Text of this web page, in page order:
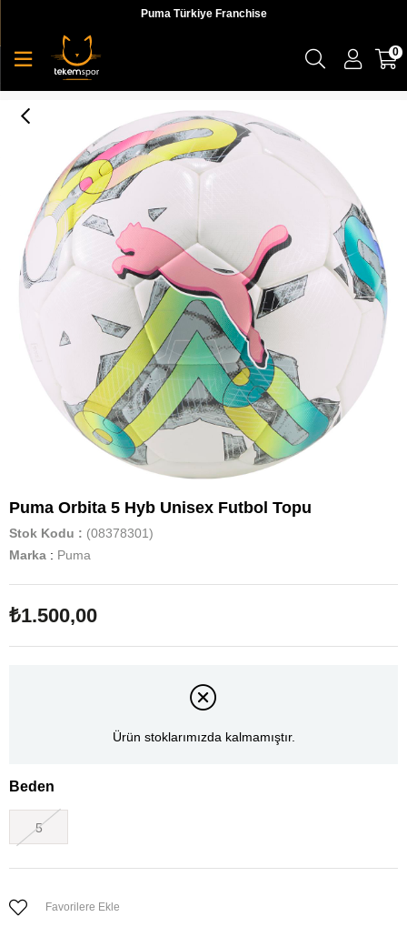
Puma Türkiye Franchise
0
Puma Orbita 5 Hyb Unisex Futbol Topu
Stok Kodu
(08378301)
Marka : Puma
₺1.500,00
Ürün stoklarımızda kalmamıştır.
Beden
5
Favorilere Ekle